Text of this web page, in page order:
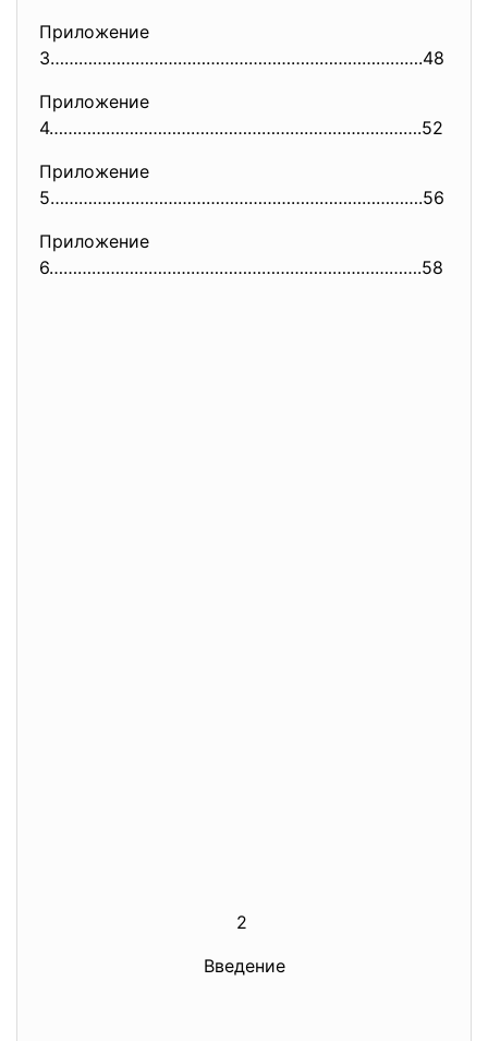
Приложение
3…………………………………………………………………….48
Приложение
4…………………………………………………………………….52
Приложение
5…………………………………………………………………….56
Приложение
6…………………………………………………………………….58
2
Введение